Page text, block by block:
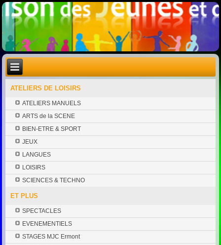
ATELIERS DE LOISIRS
ATELIERS MANUELS
ARTS de la SCENE
BIEN-ETRE & SPORT
JEUX
LANGUES
LOISIRS
SCIENCES & TECHNO
ET PLUS
SPECTACLES
EVENEMENTIELS
STAGES MJC Ermont